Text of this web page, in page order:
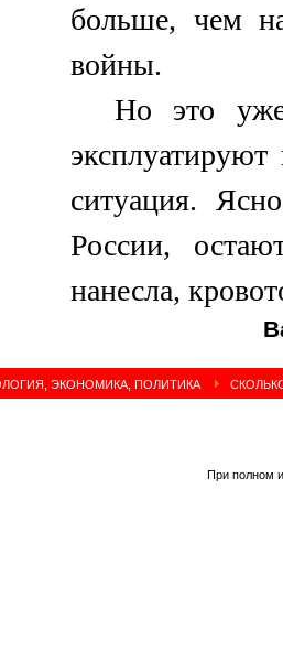
больше, чем
войны.
Но это
ситуация.
России,
нанесла,
ЭКОНОМИКА, ПОЛИТИКА
При полном